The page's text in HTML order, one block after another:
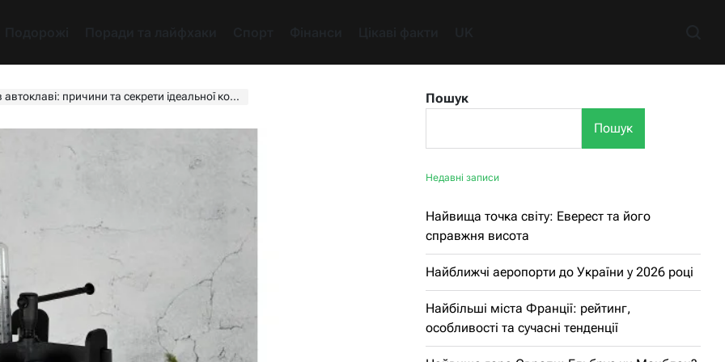
причини та секрети ідеальної консервації
Пошук
Пошук
Недавні записи
Найвища точка світу: Еверест та його
справжня висота
Найближчі аеропорти до України у 2026 році
Найбільші міста Франції: рейтинг,
особливості та сучасні тенденції